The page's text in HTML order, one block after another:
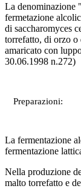
La denominazione
fermetazione
di saccharomyces
torrefatto, di orzo o
amaricato con
30.06.1998 n.272)
Preparazioni:
La fermentazione
fermentazione
Nella produzione
malto torrefatto e